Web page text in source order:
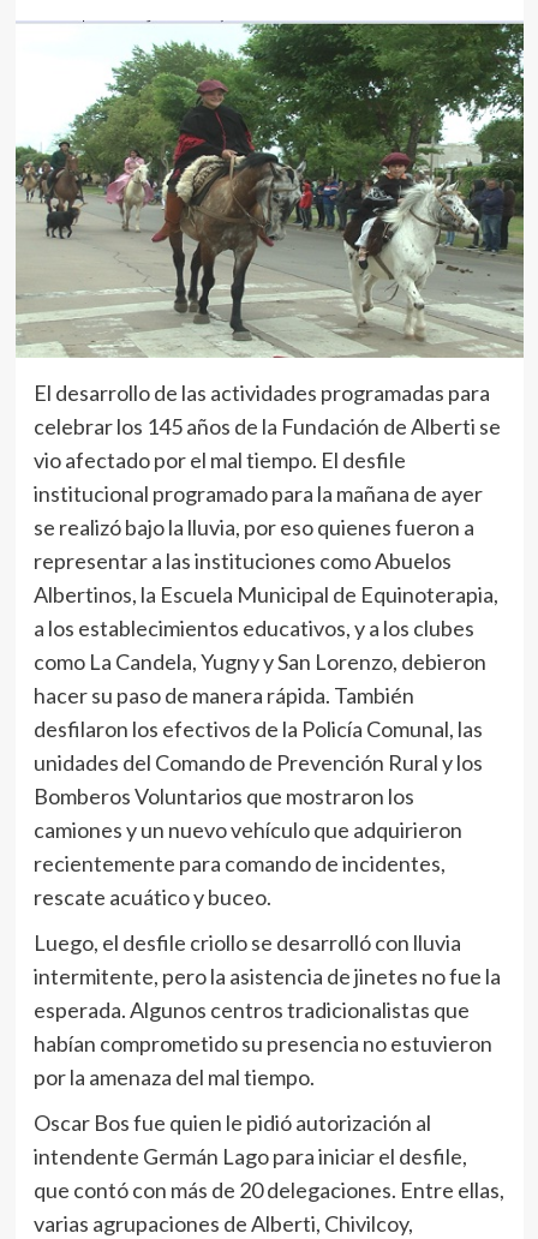
El desarrollo de las actividades programadas para
celebrar los 145 años de la Fundación de Alberti se
vio afectado por el mal tiempo. El desfile
institucional programado para la mañana de ayer
se realizó bajo la lluvia, por eso quienes fueron a
representar a las instituciones como Abuelos
Albertinos, la Escuela Municipal de Equinoterapia,
a los establecimientos educativos, y a los clubes
como La Candela, Yugny y San Lorenzo, debieron
hacer su paso de manera rápida. También
desfilaron los efectivos de la Policía Comunal, las
unidades del Comando de Prevención Rural y los
Bomberos Voluntarios que mostraron los
camiones y un nuevo vehículo que adquirieron
recientemente para comando de incidentes,
rescate acuático y buceo.
Luego, el desfile criollo se desarrolló con lluvia
intermitente, pero la asistencia de jinetes no fue la
esperada. Algunos centros tradicionalistas que
habían comprometido su presencia no estuvieron
por la amenaza del mal tiempo.
Oscar Bos fue quien le pidió autorización al
intendente Germán Lago para iniciar el desfile,
que contó con más de 20 delegaciones. Entre ellas,
varias agrupaciones de Alberti, Chivilcoy,